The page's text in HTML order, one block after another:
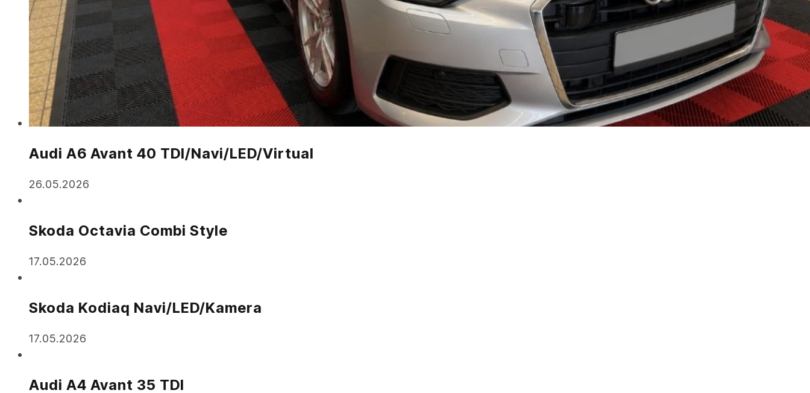
Audi A6 Avant 40 TDI/Navi/LED/Virtual
26.05.2026
Skoda Octavia Combi Style
17.05.2026
Skoda Kodiaq Navi/LED/Kamera
17.05.2026
Audi A4 Avant 35 TDI